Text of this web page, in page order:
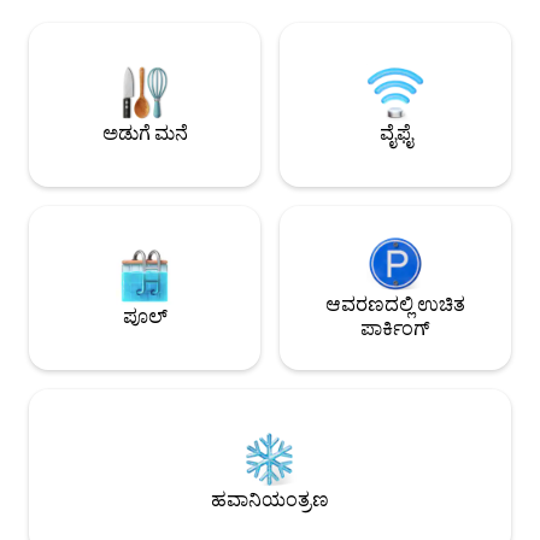
ಆಟದ ಪ್ರದೇಶವನ್ನು ಸ್ಥಾಪಿತ ಉದ್ಯಾನದಲ್ಲಿ
ಹೊಂದಿಸಲಾಗಿದೆ. ಸುರಕ್ಷಿತ ಮತ್ತು ಕುಟುಂಬಗಳಿಗೆ
ಬ್ಯಾಂಕ್ ಮತ್ತು ಅಂಗಡಿಗಳಿಂದ 5 ನಿಮಿಷಗಳ ಡ್ರೈವ್.
ಉಪಾಹಾರವನ್ನು
ಬದಲಾಯಿಸಲಾಗುತ್ತದೆ.
ಉಸಿರಾಡಲು ಉದ್ಯಾನ,
ಕುಟುಂಬದ
ಅಡುಗೆ ಮನೆ ವೈಫೈ
ಪೂಲ್
ಆವರಣದಲ್ಲಿ ಉಚಿತ
ಪಾರ್ಕಿಂಗ್
ಹವಾನಿಯಂತ್ರಣ